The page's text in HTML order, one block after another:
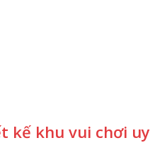
kế khu vui chơi uy